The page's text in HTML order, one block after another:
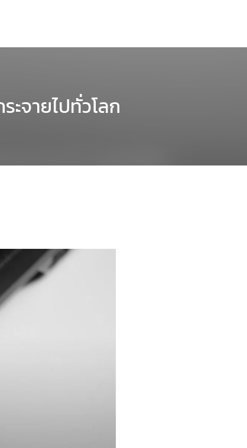
จายไปทั่วโลก